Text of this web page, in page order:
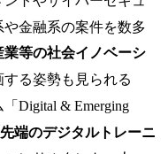
金融系の案件を数多
業等の社会イノベーシ
る姿勢も見られる
Digital & Emerging
端のデジタルトレーニ